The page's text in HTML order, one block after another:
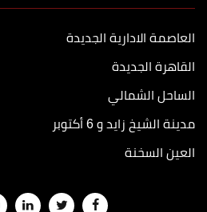
العاصمة الادارية الجديدة
القاهرة الجديدة
الساحل الشمالي
مدينة الشيخ زايد و 6 أكتوبر
العين السخنة